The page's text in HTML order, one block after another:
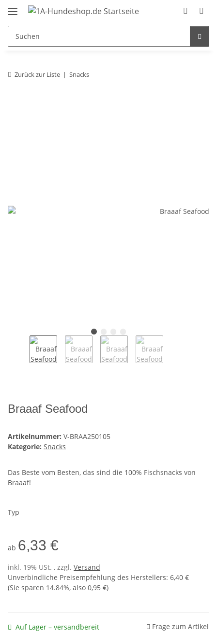
Zurück zur Liste Snacks
Braaaf Seafood
Artikelnummer: V-BRAA250105
Kategorie: Snacks
Das Beste vom Besten, das sind die 100% Fischsnacks von
Braaaf!
Typ
ab 6,33 €
inkl. 19% USt. , zzgl. Versand
Unverbindliche Preisempfehlung des Herstellers: 6,40 €
(Sie sparen 14.84%, also 0,95 €)
Auf Lager – versandbereit Frage zum Artikel